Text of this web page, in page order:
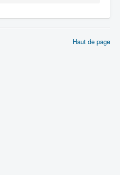
Haut de page